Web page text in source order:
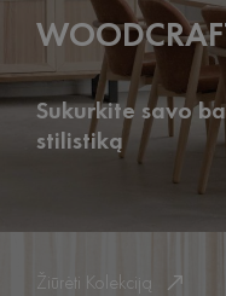
Sukurkite savo
stilistiką
Žiūrėti Kolekciją